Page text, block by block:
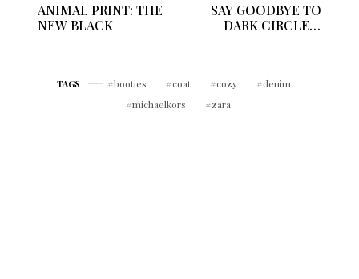
ANIMAL PRINT: THE
NEW BLACK
SAY GOODBYE TO
DARK CIRCLES/
TAGS booties coat cozy
denim
michaelkors
zara